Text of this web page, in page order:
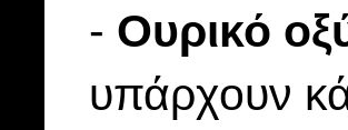
- Oυρικό
υπάρχουν